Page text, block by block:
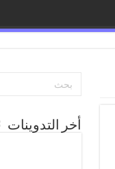
أخر التدوينات